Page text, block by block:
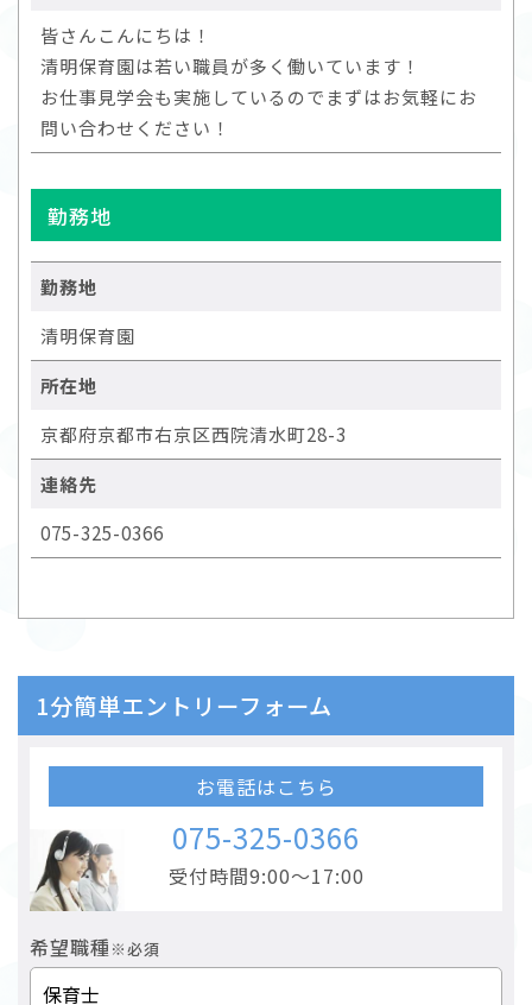
皆さんこんにちは！
清明保育園は若い職員が多く働いています！
お仕事見学会も実施しているのでまずはお気軽にお
問い合わせください！
勤務地
勤務地
清明保育園
所在地
京都府京都市右京区西院清水町28-3
連絡先
075-325-0366
1分簡単エントリーフォーム
お電話はこちら
075-325-0366
受付時間9:00～17:00
希望職種 ※必須